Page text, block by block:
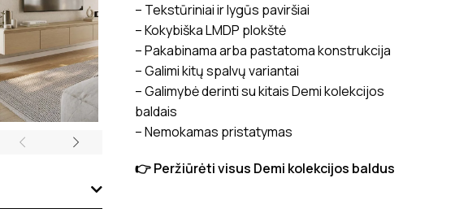
– Tekstūriniai ir lygūs paviršiai
– Kokybiška LMDP plokštė
– Pakabinama arba pastatoma konstrukcija
– Galimi kitų spalvų variantai
– Galimybė derinti su kitais Demi kolekcijos
baldais
– Nemokamas pristatymas
👉 Peržiūrėti visus Demi kolekcijos baldus